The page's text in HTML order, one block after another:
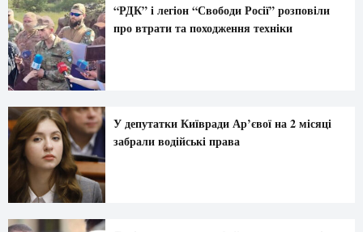
“РДК” і легіон “Свободи Росії” розповіли
про втрати та походження техніки
У депутатки Київради Ар’євої на 2 місяці
забрали водійські права